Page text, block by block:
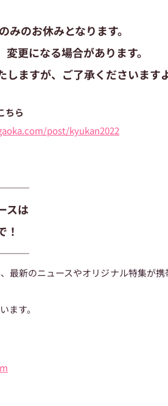
みのお休みとなります。
更になる場合があります。
しますが、ご了承くださいます
ちら
post/kyukan2022
スは
！
最新のニュースやオリジナル特集が
ます。